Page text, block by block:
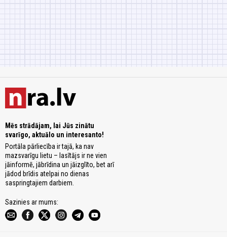
Mēs strādājam, lai Jūs zinātu
svarīgo, aktuālo un interesanto!
Portāla pārliecība ir tajā, ka nav
mazsvarīgu lietu – lasītājs ir ne vien
jāinformē, jābrīdina un jāizglīto, bet arī
jādod brīdis atelpai no dienas
saspringtajiem darbiem.
Sazinies ar mums: